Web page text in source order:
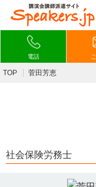
電話
TOP 菅田芳恵
社会保険労務士